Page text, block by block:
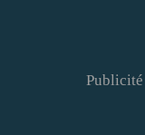
Publicité